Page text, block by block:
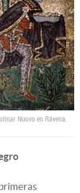
Nuovo en Rávena.